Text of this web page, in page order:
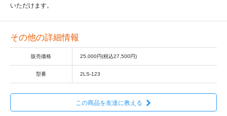
いただけます。
その他の詳細情報
販売価格 25,000円(税込27,500円)
型番 2LS-123
この商品を友達に教える